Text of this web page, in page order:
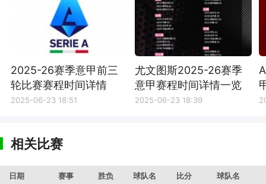
2025-26赛季意甲前三
轮比赛赛程时间详情
2025-06-23 18:51
尤文图斯2025-26赛季
意甲赛程时间详情一览
2025-06-23 18:39
相关比赛
日期 赛事 胜负 球队名 比分 球队名